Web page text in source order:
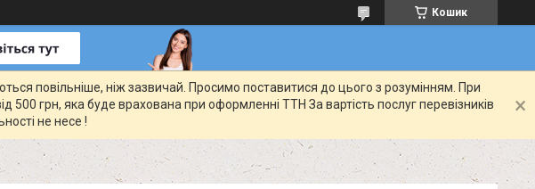
Кошик
повільніше, ніж зазвичай. Просимо поставитися до цього з розумінням. При
500 грн, яка буде врахована при оформленні ТТН За вартість послуг перевізників
не несе !